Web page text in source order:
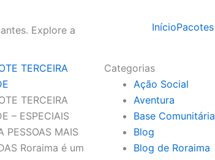
InícioPacotes
TERCEIRA
TERCEIRA
– ESPECIAIS
PESSOAS MAIS
Roraima é um
Categorias
Ação Social
Aventura
Base Comunitária
Blog
Blog de Roraima